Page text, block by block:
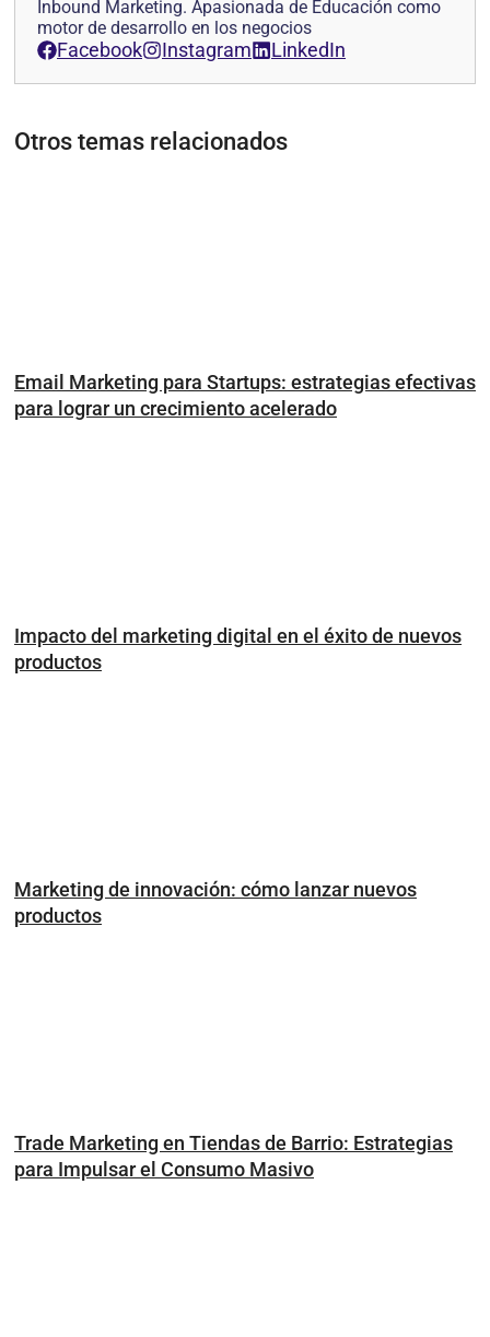
Inbound Marketing. Apasionada de Educación como
motor de desarrollo en los negocios
Facebook Instagram LinkedIn
Otros temas relacionados
Email Marketing para Startups: estrategias efectivas
para lograr un crecimiento acelerado
Impacto del marketing digital en el éxito de nuevos
productos
Marketing de innovación: cómo lanzar nuevos
productos
Trade Marketing en Tiendas de Barrio: Estrategias
para Impulsar el Consumo Masivo